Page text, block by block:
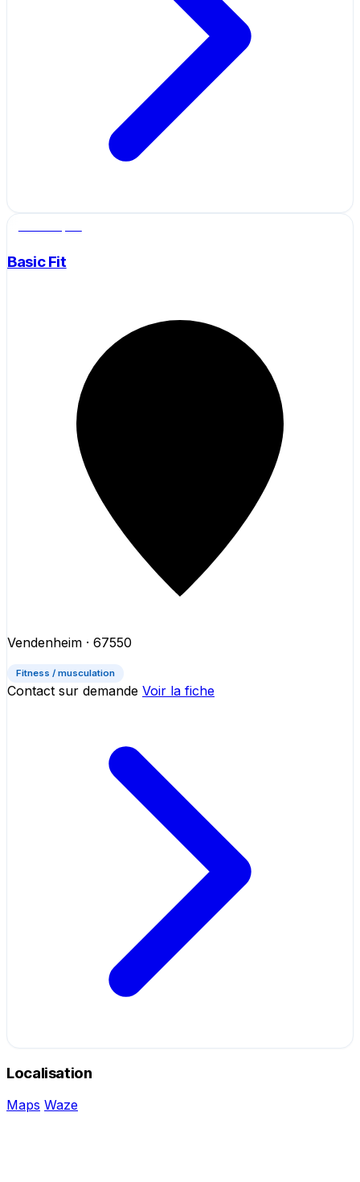
Basic Fit
Vendenheim · 67550
Fitness / musculation
Contact sur demande Voir la fiche
Localisation
Maps Waze